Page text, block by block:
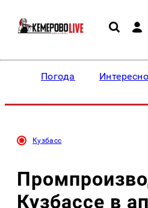
Погода
Кузбасс
Кузбассе в